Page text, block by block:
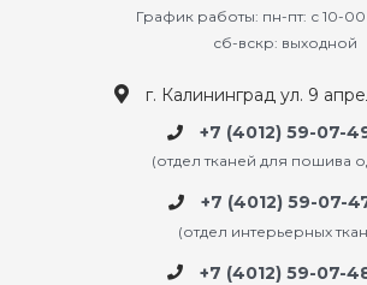
График работы: пн-пт: с 10-
сб-вскр: выходной
г. Калининград ул. 9
+7 (4012) 59-07-
(отдел тканей для пошива
+7 (4012) 59-07-
(отдел интерьерных
+7 (4012) 59-07-